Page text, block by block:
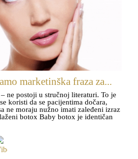
marketinška fraza za...
ne postoji u stručnoj literaturi. To je
koristi da se pacijentima dočara,
ne moraju nužno imati zaleđeni izraz
botox Baby botox je identičan